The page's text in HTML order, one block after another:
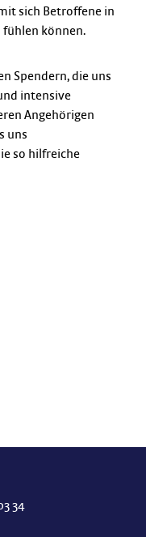
sich Betroffene in
fühlen können.
Spendern, die uns
intensive
Angehörigen
uns
so hilfreiche
34